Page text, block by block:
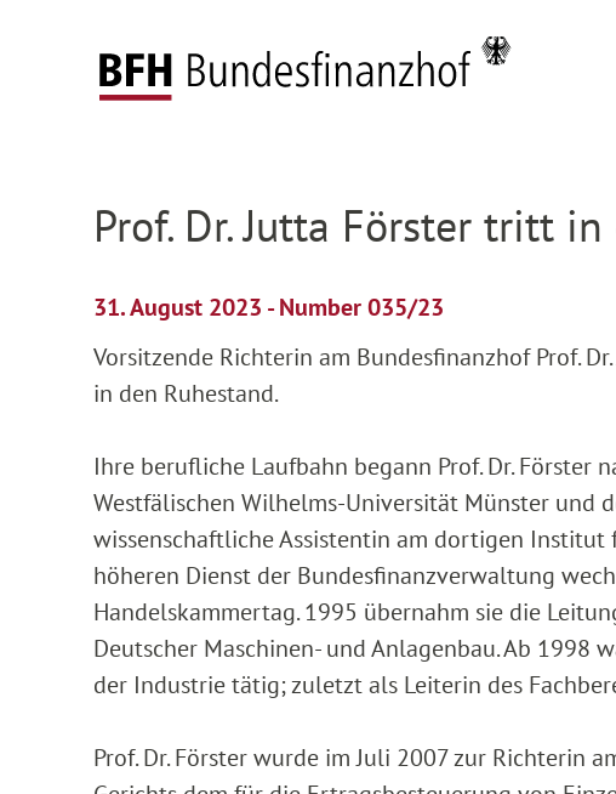
Federal Fiscal Court
Prof. Dr. Jutta Förster tritt
31. August 2023 - Number 035/23
Vorsitzende Richterin am Bundesfinanzhof Prof.
in den Ruhestand.
Ihre berufliche Laufbahn begann Prof. Dr. Förster
Westfälischen Wilhelms-Universität Münster und
wissenschaftliche Assistentin am dortigen
höheren Dienst der Bundesfinanzverwaltung
Handelskammertag. 1995 übernahm sie die
Deutscher Maschinen- und Anlagenbau. Ab
der Industrie tätig; zuletzt als Leiterin des
Prof. Dr. Förster wurde im Juli 2007 zur Richterin